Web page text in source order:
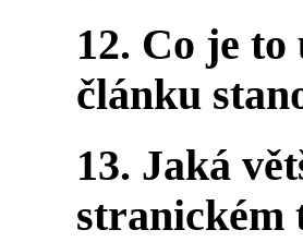
12. Co je to
článku
13. Jaká
stranickém